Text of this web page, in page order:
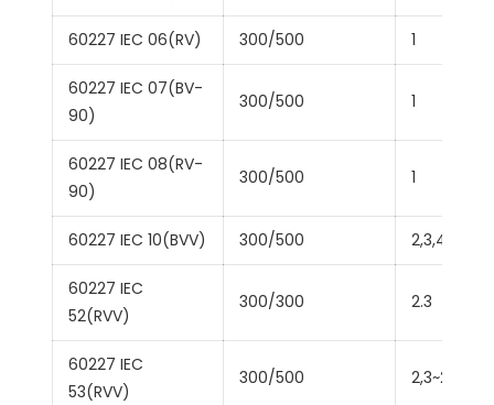
60227 IEC 06(RV) 300/500 1
60227 IEC 07(BV-
90)
300/500 1
60227 IEC 08(RV-
90)
300/500 1
60227 IEC 10(BVV) 300/500 2,3,4,5
60227 IEC
52(RVV)
300/300 2.3
60227 IEC
53(RVV)
300/500 2,3~24